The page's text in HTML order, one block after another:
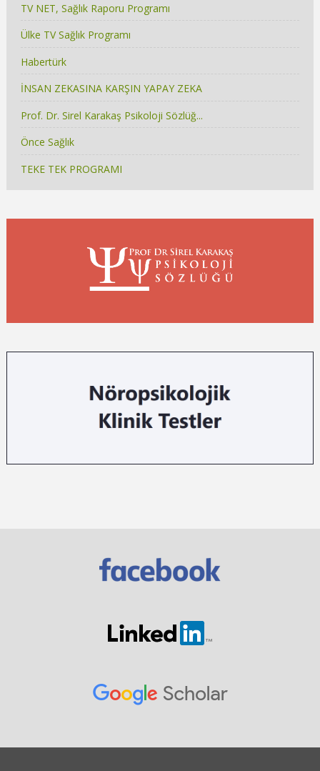
TV NET, Sağlık Raporu Programı
Ülke TV Sağlık Programı
Habertürk
İNSAN ZEKASINA KARŞIN YAPAY ZEKA
Prof. Dr. Sirel Karakaş Psikoloji Sözlüğ...
Önce Sağlık
TEKE TEK PROGRAMI